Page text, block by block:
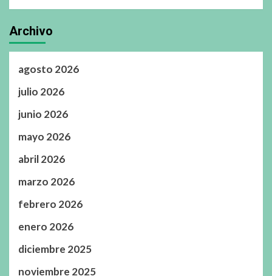
Archivo
agosto 2026
julio 2026
junio 2026
mayo 2026
abril 2026
marzo 2026
febrero 2026
enero 2026
diciembre 2025
noviembre 2025